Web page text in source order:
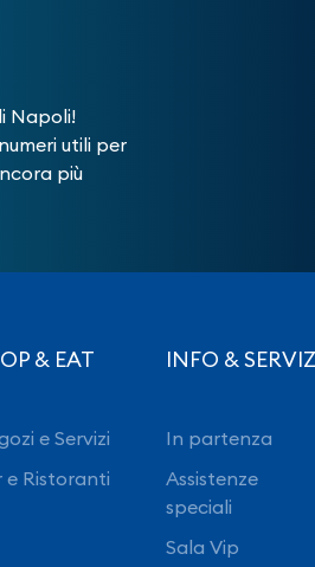
Napoli!
utili per
più
& EAT
e Servizi
e Ristoranti
INFO &
In partenza
Assistenze
speciali
Sala Vip